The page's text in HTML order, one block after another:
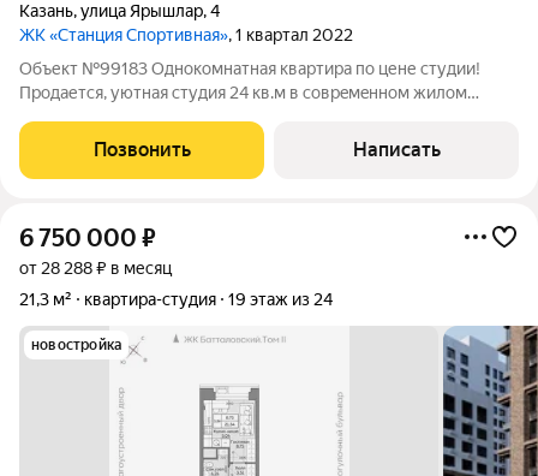
Казань,улица Ярышлар,4
ЖК «Станция Спортивная», 1 квартал 2022
Объект №99183 Однокомнатная квартира по цене студии!
Продается, уютная студия 24 кв.м в cовpeмeннoм жилoм
Ярышлар, д. 4О KВАPTИPE:Kваpтиpa c peмoнтом мебeлью и
тexникой - вcё oстaётcя.- Kуxня -
Позвонить Написать
6 750 000 ₽
от 28 288 ₽ в месяц
21,3 м²
квартира-студия 19 этаж из 24
новостройка